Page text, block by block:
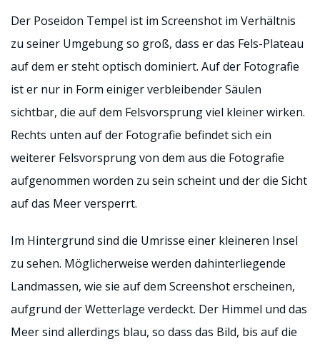
Der Poseidon Tempel ist im Screenshot im Verhältnis
zu seiner Umgebung so groß, dass er das Fels-Plateau
auf dem er steht optisch dominiert. Auf der Fotografie
ist er nur in Form einiger verbleibender Säulen
sichtbar, die auf dem Felsvorsprung viel kleiner wirken.
Rechts unten auf der Fotografie befindet sich ein
weiterer Felsvorsprung von dem aus die Fotografie
aufgenommen worden zu sein scheint und der die Sicht
auf das Meer versperrt.
Im Hintergrund sind die Umrisse einer kleineren Insel
zu sehen. Möglicherweise werden dahinterliegende
Landmassen, wie sie auf dem Screenshot erscheinen,
aufgrund der Wetterlage verdeckt. Der Himmel und das
Meer sind allerdings blau, so dass das Bild, bis auf die